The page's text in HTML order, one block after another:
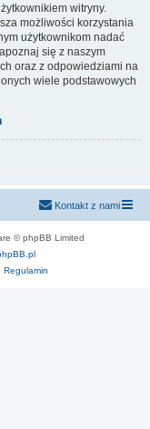
witryny.
możliwości korzystania
użytkownikom nadać
się z naszym
oraz z odpowiedziami na
wiele podstawowych
Kontakt z nami
© phpBB Limited
Regulamin